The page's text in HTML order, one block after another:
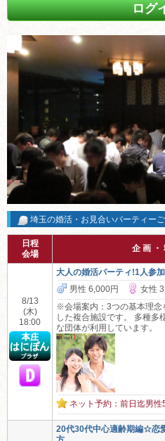
ログ
埼玉の婚活・お見合いパーティー
日程
会場
企 画 ・
8/13
(木)
18:00
大人の婚活パーティ!1人参
男性 6,000円
女性
※会場案内：3つの基本理念
した複合施設です。 多種多
な団体が利用しています。
ネット予約：前日迄男
20代30代中心適齢期編☆恋